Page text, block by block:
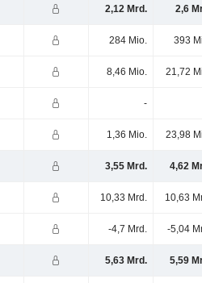
2,12 Mrd. 2,6
284 Mio. 393
8,46 Mio. 21,72
-
1,36 Mio. 23,98
3,55 Mrd. 4,62
10,33 Mrd. 10,63
-4,7 Mrd. -5,04
5,63 Mrd. 5,59